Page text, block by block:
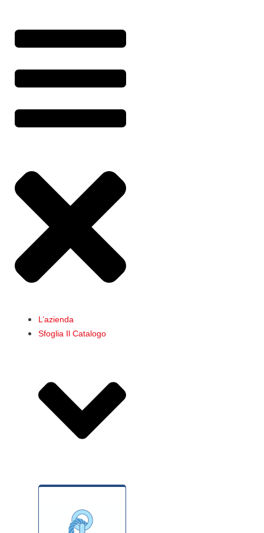
L’azienda
Sfoglia Il Catalogo